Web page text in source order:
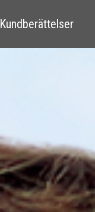
Kundberättelser